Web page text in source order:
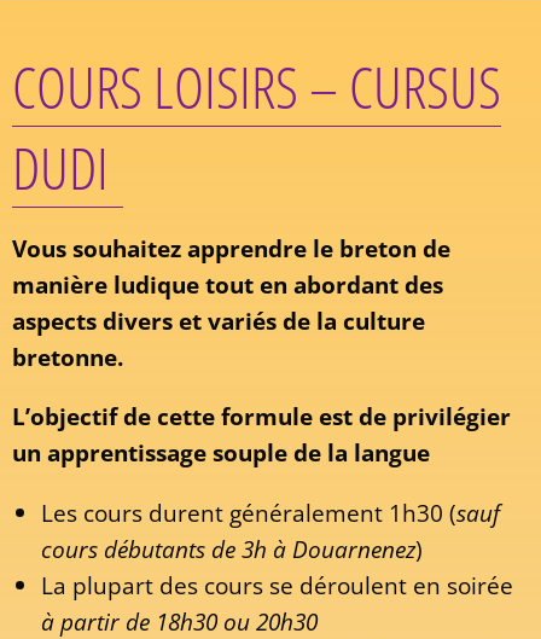
COURS LOISIRS – CURSUS
DUDI
Vous souhaitez apprendre le breton de
manière ludique tout en abordant des
aspects divers et variés de la culture
bretonne.
L’objectif de cette formule est de privilégier
un apprentissage souple de la langue
Les cours durent généralement 1h30 (sauf
cours débutants de 3h à Douarnenez)
La plupart des cours se déroulent en soirée
à partir de 18h30 ou 20h30